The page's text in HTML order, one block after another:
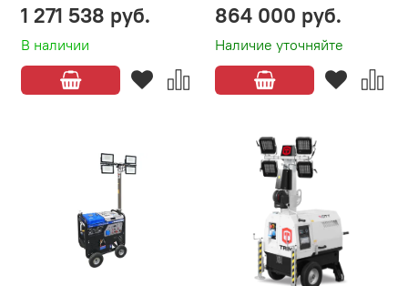
В наличии
1 271 538 руб.
Наличие уточняйте
864 000 руб.